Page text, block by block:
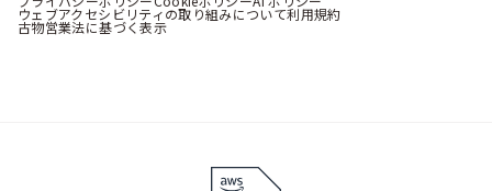
ウェブアクセシビリティの取り組みについて利用規約
古物営業法に基づく表示